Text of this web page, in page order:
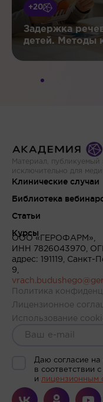
+20
Задержка
детей. Методы
Материал, публикуемый
исключительно для
Клинические случаи
Библиотека
Статьи
Курсы
ООО «ГЕРОФАРМ»,
ИНН 7826043970,
адрес: 191119, Санкт-
9,
Политика
Лицензионное
Использование
Даю согласие на
в соответствии c
и лицензионным